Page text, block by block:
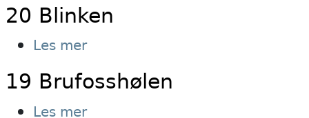
Pinestadøya
20 Blinken
Les merom
Blinken
19 Brufosshølen
Les merom